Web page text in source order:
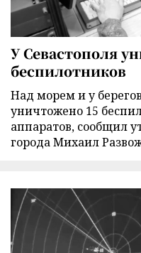
У Севастополя
беспилотников
Над морем и у
уничтожено 15
аппаратов, сообщил
города Михаил